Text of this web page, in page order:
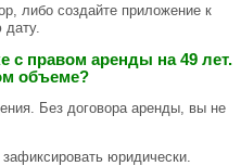
либо создайте приложение к
дату.
с правом аренды на 49 лет.
объеме?
Без договора аренды, вы не
юридически.